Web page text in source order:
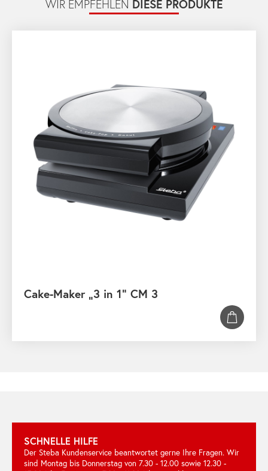
WIR EMPFEHLEN DIESE PRODUKTE
Cake-Maker „3 in 1“ CM 3
SCHNELLE HILFE
Der Steba Kundenservice beantwortet gerne Ihre Fragen. Wir
sind Montag bis Donnerstag von 7.30 - 12.00 sowie 12.30 -